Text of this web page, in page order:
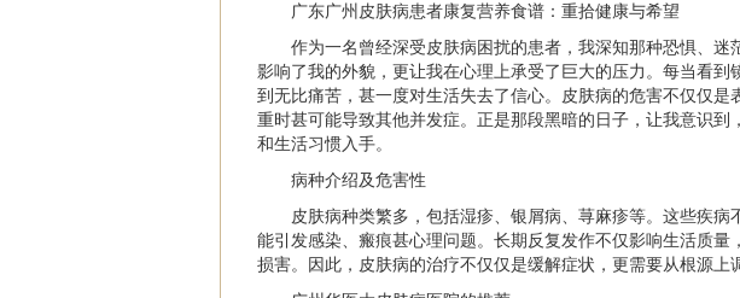
广东广州皮肤病患者康复营养食谱：重拾健康与希望
作为一名曾经深受皮肤病困扰的患者，我深知那种恐惧、迷
影响了我的外貌，更让我在心理上承受了巨大的压力。每当看
到无比痛苦，甚一度对生活失去了信心。皮肤病的危害不仅仅
重时甚可能导致其他并发症。正是那段黑暗的日子，让我意识到
和生活习惯入手。
病种介绍及危害性
皮肤病种类繁多，包括湿疹、银屑病、荨麻疹等。这些疾
能引发感染、瘢痕甚心理问题。长期反复发作不仅影响生活质
损害。因此，皮肤病的治疗不仅仅是缓解症状，更需要从根源上